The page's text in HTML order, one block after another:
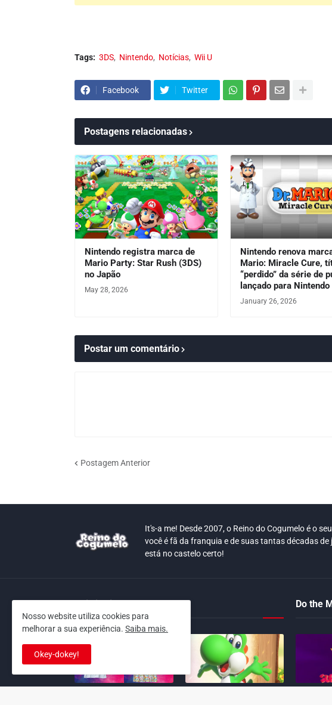
Tags: 3DS Nintendo Notícias Wii U
Facebook Twitter
Postagens relacionadas
Nintendo registra marca de
Mario Party: Star Rush (3DS)
no Japão
May 28, 2026
Nintendo renova
Mario: Miracle Cure,
“perdido” da série de
lançado para Nintendo
January 26, 2026
Postar um comentário
Postagem Anterior
It's-a me! Desde 2007, o Reino do Cogumelo é o
você é fã da franquia e de suas tantas décadas de
está no castelo certo!
Do the
Nosso website utiliza cookies para
melhorar a sua experiência. Saiba mais.
Okey-dokey!